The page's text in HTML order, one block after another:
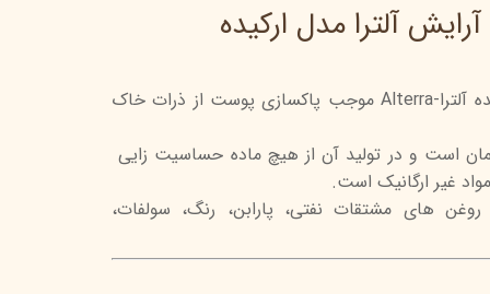
آلترا مدل ارکیده
لوسیون پاک کننده آرایش ارکیده آلترا-Alterra موجب پاکسازی پوست از ذرات خاک
است و در تولید آن از هیچ ماده حساسیت زایی
غیر ارگانیک است.
روغن های مشتقات نفتی، پارابن، رنگ، سولفات،